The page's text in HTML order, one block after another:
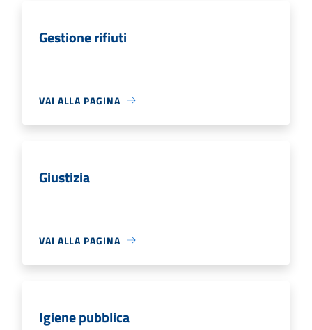
Gestione rifiuti
VAI ALLA PAGINA
Giustizia
VAI ALLA PAGINA
Igiene pubblica